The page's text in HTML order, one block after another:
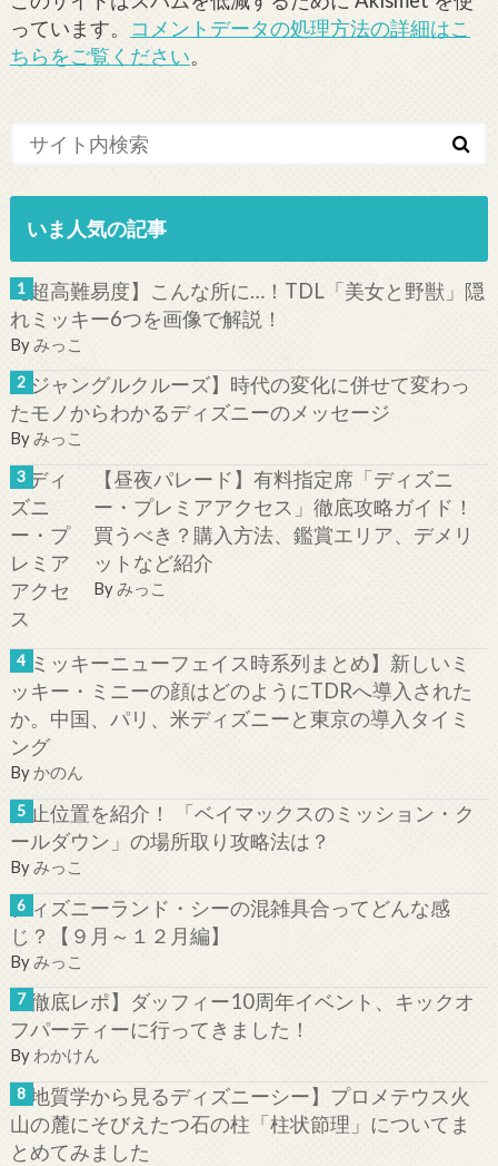
っています。 コメントデータの処理方法の詳細はこ
ちらをご覧ください。
いま人気の記事
【超高難易度】こんな所に…！TDL「美女と野獣」隠
れミッキー6つを画像で解説！
Byみっこ
【ジャングルクルーズ】時代の変化に併せて変わっ
たモノからわかるディズニーのメッセージ
Byみっこ
【昼夜パレード】有料指定席「ディズニ
ー・プレミアアクセス」徹底攻略ガイド！
買うべき？購入方法、鑑賞エリア、デメリ
ットなど紹介
Byみっこ
【ミッキーニューフェイス時系列まとめ】新しいミ
ッキー・ミニーの顔はどのようにTDRへ導入された
か。中国、パリ、米ディズニーと東京の導入タイミ
ング
Byかのん
停止位置を紹介！ 「ベイマックスのミッション・ク
ールダウン」の場所取り攻略法は？
Byみっこ
ディズニーランド・シーの混雑具合ってどんな感
じ？【９月～１２月編】
Byみっこ
【徹底レポ】ダッフィー10周年イベント、キックオ
フパーティーに行ってきました！
By わかけん
【地質学から見るディズニーシー】プロメテウス火
山の麓にそびえたつ石の柱「柱状節理」についてま
とめてみました